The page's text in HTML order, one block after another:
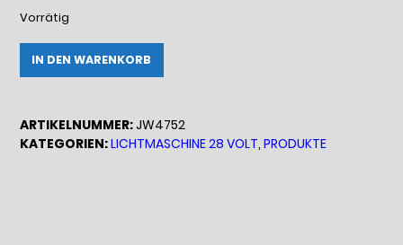
Vorrätig
JW4752
28V
/
IN DEN WARENKORB
ARTIKELNUMMER:JW4752
KATEGORIEN:LICHTMASCHINE 28 VOLT,PRODUKTE